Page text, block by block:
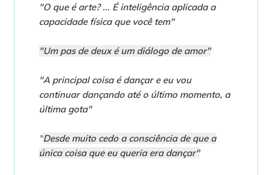
"O que é arte? ... É inteligência aplicada a
capacidade física que você tem"
"Um pas de deux é um diálogo de amor"
"A principal coisa é dançar e eu vou
continuar dançando até o último momento, a
última gota"
"Desde muito cedo a consciência de que a
única coisa que eu queria era dançar"